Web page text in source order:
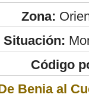
Zona:
Situación:
Código
Benia al